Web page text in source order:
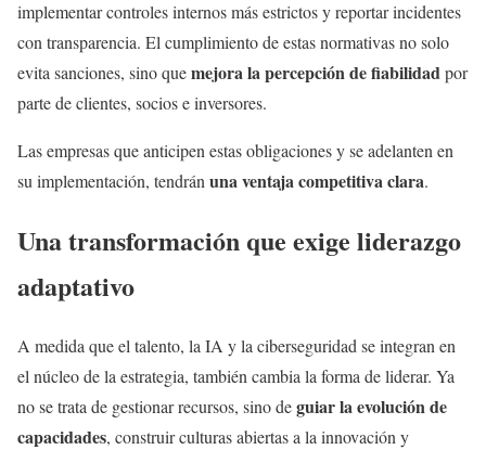
implementar controles internos más estrictos y reportar incidentes
con transparencia. El cumplimiento de estas normativas no solo
evita sanciones, sino quemejora la percepción de fiabilidadpor
parte de clientes, socios e inversores.
Las empresas que anticipen estas obligaciones y se adelanten en
su implementación, tendrán una ventaja competitiva clara.
Una transformación que exige liderazgo
adaptativo
A medida que el talento, la IA y la ciberseguridad se integran en
el núcleo de la estrategia, también cambia la forma de liderar. Ya
no se trata de gestionar recursos, sino deguiar la evolución de
capacidades, construir culturas abiertas a la innovación y